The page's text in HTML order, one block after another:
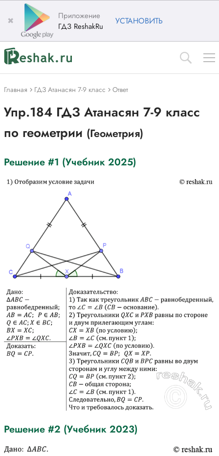
✖
Приложение
ГДЗ ReshakRu
УСТАНОВИТЬ
Главная ГДЗ Атанасян 7-9 класс Ответ
Упр.184 ГДЗ Атанасян 7-9 класс
по геометрии (Геометрия)
Решение #1 (Учебник 2025)
Решение #2 (Учебник 2023)